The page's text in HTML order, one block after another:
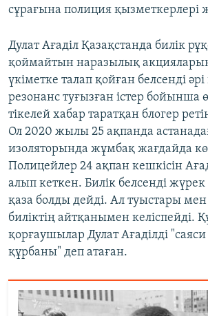
сұрағына полиция қызметкерлері
Дулат Ағаділ Қазақстанда билік
қоймайтын наразылық
үкіметке талап қойған белсенді
резонанс туғызған істер бойынша
тікелей хабар таратқан блогер
Ол 2020 жылы 25 ақпанда
изоляторында жұмбақ жағдайда
Полицейлер 24 ақпан кешкісін
алып кеткен. Билік белсенді
қаза болды дейді. Ал туыстары
биліктің айтқанымен келіспейді.
қорғаушылар Дулат Ағаділді "саяси
құрбаны" деп атаған.